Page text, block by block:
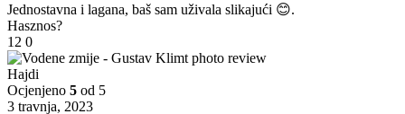
Jednostavna i lagana, baš sam uživala slikajući 😊.
Hasznos?
12 0
Hajdi
Ocjenjeno 5 od 5
3 travnja, 2023